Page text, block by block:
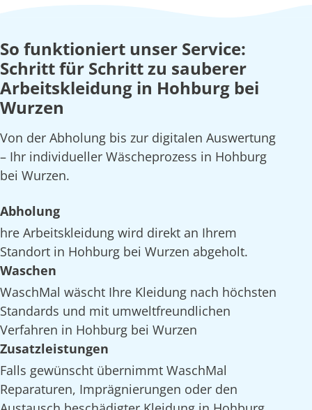
So funktioniert unser Service:
Schritt für Schritt zu sauberer
Arbeitskleidung in Hohburg bei
Wurzen
Von der Abholung bis zur digitalen Auswertung
– Ihr individueller Wäscheprozess in Hohburg
bei Wurzen.
Abholung
hre Arbeitskleidung wird direkt an Ihrem
Standort in Hohburg bei Wurzen abgeholt.
Waschen
WaschMal wäscht Ihre Kleidung nach höchsten
Standards und mit umweltfreundlichen
Verfahren in Hohburg bei Wurzen
Zusatzleistungen
Falls gewünscht übernimmt WaschMal
Reparaturen, Imprägnierungen oder den